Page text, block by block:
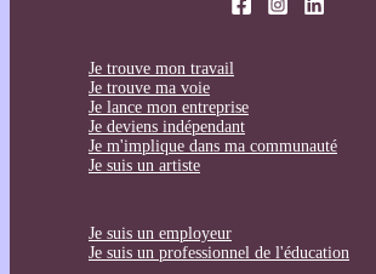
Je trouve mon travail
Je trouve ma voie
Je lance mon entreprise
Je deviens indépendant
Je m'implique dans ma communauté
Je suis un artiste
Je suis un employeur
Je suis un professionnel de l'éducation